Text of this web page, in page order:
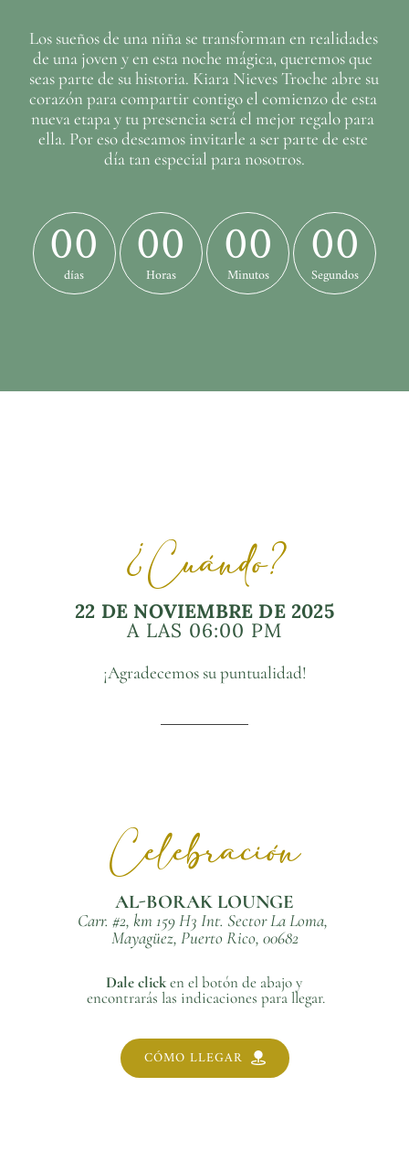
Los sueños de una niña se transforman en realidades
de una joven y en esta noche mágica, queremos que
seas parte de su historia. Kiara Nieves Troche abre su
corazón para compartir contigo el comienzo de esta
nueva etapa y tu presencia será el mejor regalo para
ella. Por eso deseamos invitarle a ser parte de este
día tan especial para nosotros.
00
días 00
Horas 00
Minutos 00
Segundos
¿Cuándo?
22 DE NOVIEMBRE DE 2025
A LAS 06:00 PM
¡Agradecemos su puntualidad!
Celebración
AL-BORAK LOUNGE
Carr. #2, km 159 H3 Int. Sector La Loma,
Mayagüez, Puerto Rico, 00682
Dale click en el botón de abajo y
encontrarás las indicaciones para llegar.
CÓMO LLEGAR